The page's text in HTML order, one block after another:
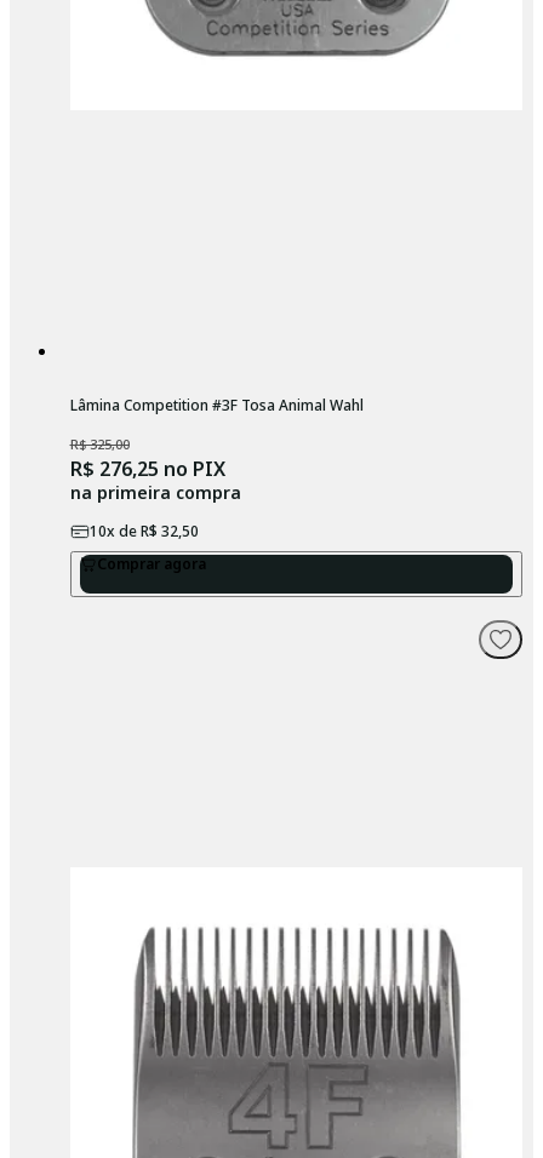
Lâmina Competition #3F Tosa Animal Wahl
R$ 325,00
R$ 276,25 no PIX
na primeira compra
10x deR$ 32,50
Comprar agora